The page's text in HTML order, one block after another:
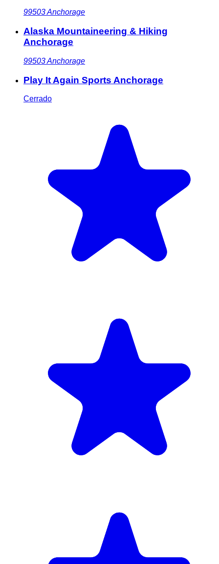
99503Anchorage
Alaska Mountaineering & Hiking
Anchorage
99503Anchorage
Play It Again Sports Anchorage
Cerrado